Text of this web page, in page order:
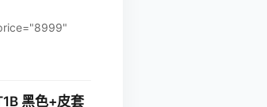
黑色+皮套